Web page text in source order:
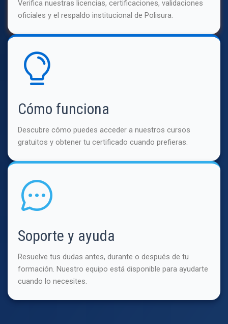
Verifica nuestras licencias, certificaciones, validaciones
oficiales y el respaldo institucional de Polisura.
Cómo funciona
Descubre cómo puedes acceder a nuestros cursos
gratuitos y obtener tu certificado cuando prefieras.
Soporte y ayuda
Resuelve tus dudas antes, durante o después de tu
formación. Nuestro equipo está disponible para ayudarte
cuando lo necesites.